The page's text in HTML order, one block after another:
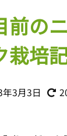
前の
栽培
3月3日